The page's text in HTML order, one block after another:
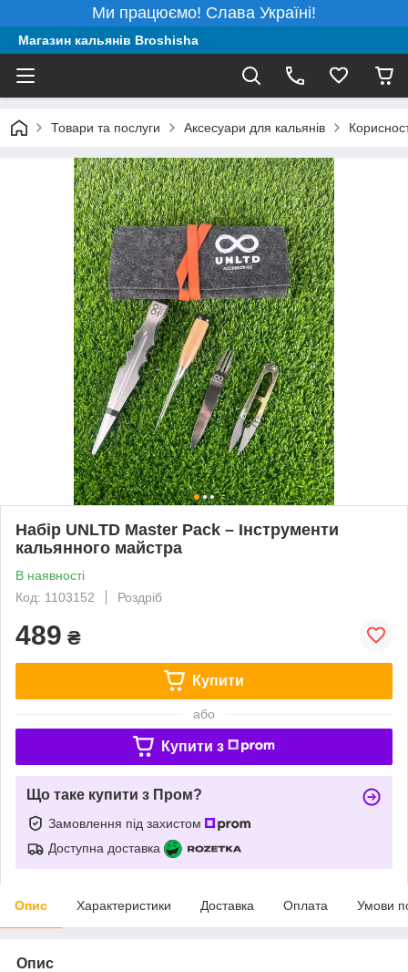
Ми працюємо! Слава Україні!
Магазин кальянів Broshisha
Товари та послуги Аксесуари для кальянів
Набір UNLTD Master Pack – Інструменти
кальянного майстра
В наявності
Код: 1103152
Роздріб
489 ₴
Купити
або
Купити з
Що таке купити з Пром?
Замовлення під захистом
Доступна доставка
Опис Характеристики Доставка Оплата Умови
Опис